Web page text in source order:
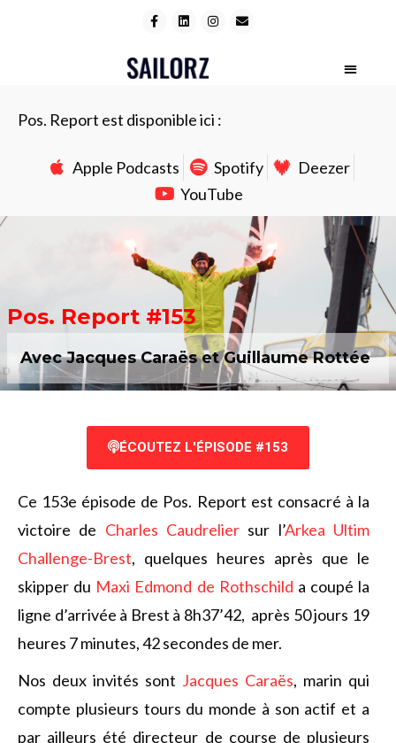
Pos. Report est disponible ici :
Apple Podcasts Spotify
Deezer
YouTube
Pos. Report #153
Avec Jacques Caraës et Guillaume Rottée
ÉCOUTEZ L'ÉPISODE #153
Ce 153e épisode de Pos. Report est consacré à la
victoire de Charles Caudrelier sur l’Arkea Ultim
Challenge-Brest, quelques heures après que le
skipper du Maxi Edmond de Rothschild a coupé la
ligne d’arrivée à Brest à 8h37’42, après 50 jours 19
heures 7 minutes, 42 secondes de mer.
Nos deux invités sont Jacques Caraës, marin qui
compte plusieurs tours du monde à son actif et a
par ailleurs été directeur de course de plusieurs